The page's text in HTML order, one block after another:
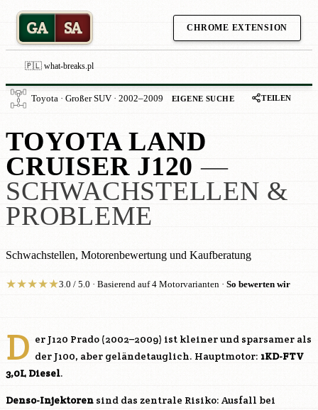
GA SA CHROME EXTENSION
🇵🇱 what-breaks.pl
Toyota · Großer SUV · 2002–2009 EIGENE SUCHE TEILEN
TOYOTA LAND
CRUISER J120 —
SCHWACHSTELLEN &
PROBLEME
Schwachstellen, Motorenbewertung und Kaufberatung
★★★★★3.0 / 5.0 · Basierend auf 4 Motorvarianten · So bewerten wir
D er J120 Prado (2002–2009) ist kleiner und sparsamer als
der J100, aber geländetauglich. Hauptmotor: 1KD-FTV
3,0L Diesel.
Denso-Injektoren sind das zentrale Risiko: Ausfall bei